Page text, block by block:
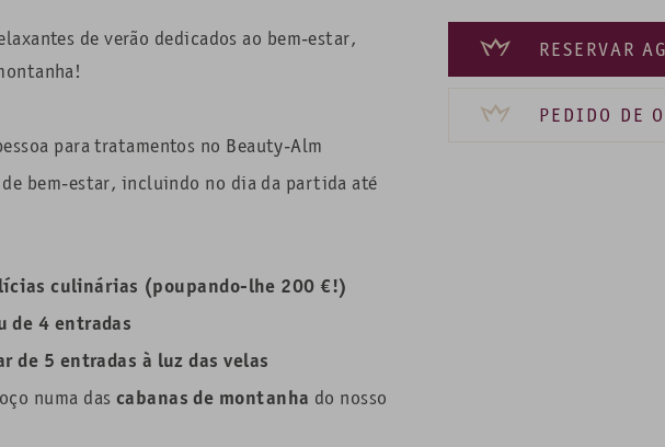
de verão dedicados ao bem-estar,
para tratamentos no Beauty-Alm
de bem-estar, incluindo no dia da partida até
culinárias (poupando-lhe 200 €!)
de 4 entradas
de 5 entradas à luz das velas
numa das cabanas de montanha do nosso
RESERVAR
PEDIDO DE